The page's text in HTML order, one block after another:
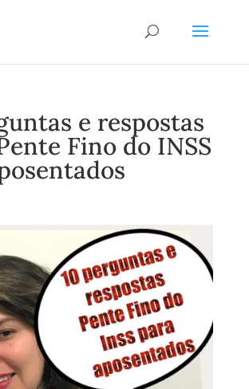
e respostas
Fino do INSS